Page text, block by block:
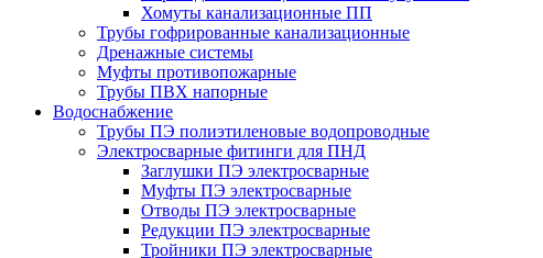
Хомуты канализационные ПП
Трубы гофрированные канализационные
Дренажные системы
Муфты противопожарные
Трубы ПВХ напорные
Водоснабжение
Трубы ПЭ полиэтиленовые водопроводные
Электросварные фитинги для ПНД
Заглушки ПЭ электросварные
Муфты ПЭ электросварные
Отводы ПЭ электросварные
Редукции ПЭ электросварные
Тройники ПЭ электросварные